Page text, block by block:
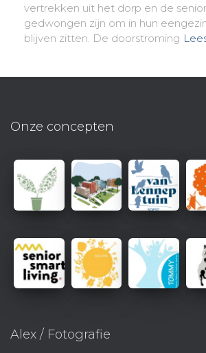
vertrekken uit het dorp en de
gedwongen zijn om in hun
blijven zitten. De doorstroming
Onze concepten
Alex / Fotografie